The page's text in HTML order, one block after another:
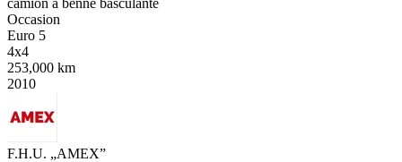
camion à benne basculante
Occasion
Euro 5
4x4
253,000 km
2010
F.H.U. „AMEX”